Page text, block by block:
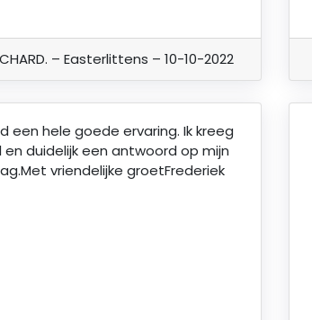
– Easterlittens – 10-10-2022
een hele goede ervaring. Ik kreeg
en duidelijk een antwoord op mijn
vriendelijke groetFrederiek